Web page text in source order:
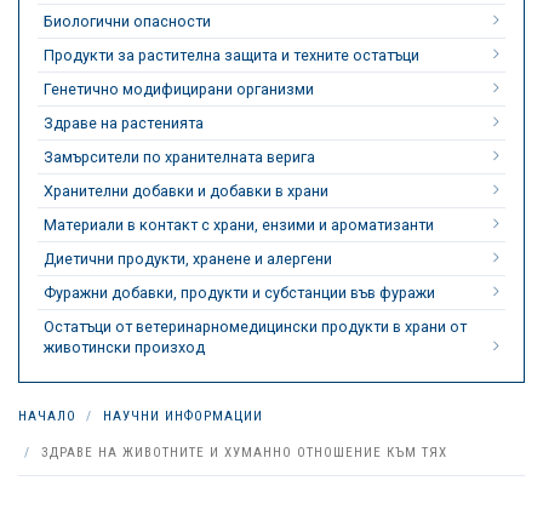
Биологични опасности
Продукти за растителна защита и техните остатъци
Генетично модифицирани организми
Здраве на растенията
Замърсители по хранителната верига
Хранителни добавки и добавки в храни
Материали в контакт с храни, ензими и ароматизанти
Диетични продукти, хранене и алергени
Фуражни добавки, продукти и субстанции във фуражи
Остатъци от ветеринарномедицински продукти в храни от
животински произход
НАЧАЛО НАУЧНИ ИНФОРМАЦИИ
ЗДРАВЕ НА ЖИВОТНИТЕ И ХУМАННО ОТНОШЕНИЕ КЪМ ТЯХ